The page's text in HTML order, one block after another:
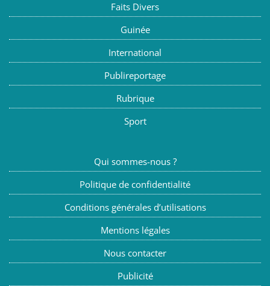
Faits Divers
Guinée
International
Publireportage
Rubrique
Sport
Qui sommes-nous ?
Politique de confidentialité
Conditions générales d’utilisations
Mentions légales
Nous contacter
Publicité